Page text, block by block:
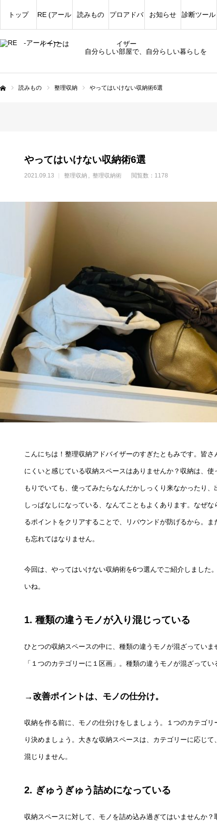
自分らしい部屋で、自分らしい暮らしを
トップ RE (アール
イー)とは
読みもの プロアドバ
イザー
お知らせ 診断ツール
読みもの 整理収納 やってはいけない収納術6選
やってはいけない収納術6選
2021.09.13 整理収納 整理収納術 閲覧数：1178
こんにちは！整理収納アドバイザーのすぎたともみです。皆
にくいと感じている収納スペースはありませんか？収納は、
もりでいても、使ってみたらなんだかしっくり来なかったり
しっぱなしになっている、なんてこともよくあります。なぜ
るポイントをクリアすることで、リバウンドが防げるから。
も忘れてはなりません。
今回は、やってはいけない収納術を6つ選んでご紹介しました
いね。
1. 種類の違うモノが入り混じっている
ひとつの収納スペースの中に、種類の違うモノが混ざってい
「１つのカテゴリーに１区画」。種類の違うモノが混ざって
→改善ポイントは、モノの仕分け。
収納を作る前に、モノの仕分けをしましょう。１つのカテゴ
り決めましょう。大きな収納スペースは、カテゴリーに応じ
混じりません。
2. ぎゅうぎゅう詰めになっている
収納スペースに対して、モノを詰め込み過ぎてはいませんか